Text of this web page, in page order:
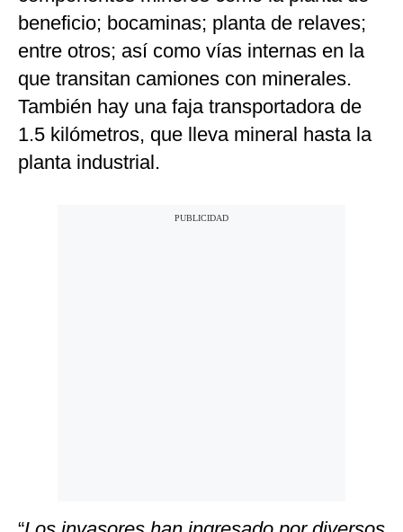
beneficio; bocaminas; planta de relaves;
entre otros; así como vías internas en la
que transitan camiones con minerales.
También hay una faja transportadora de
1.5 kilómetros, que lleva mineral hasta la
planta industrial.